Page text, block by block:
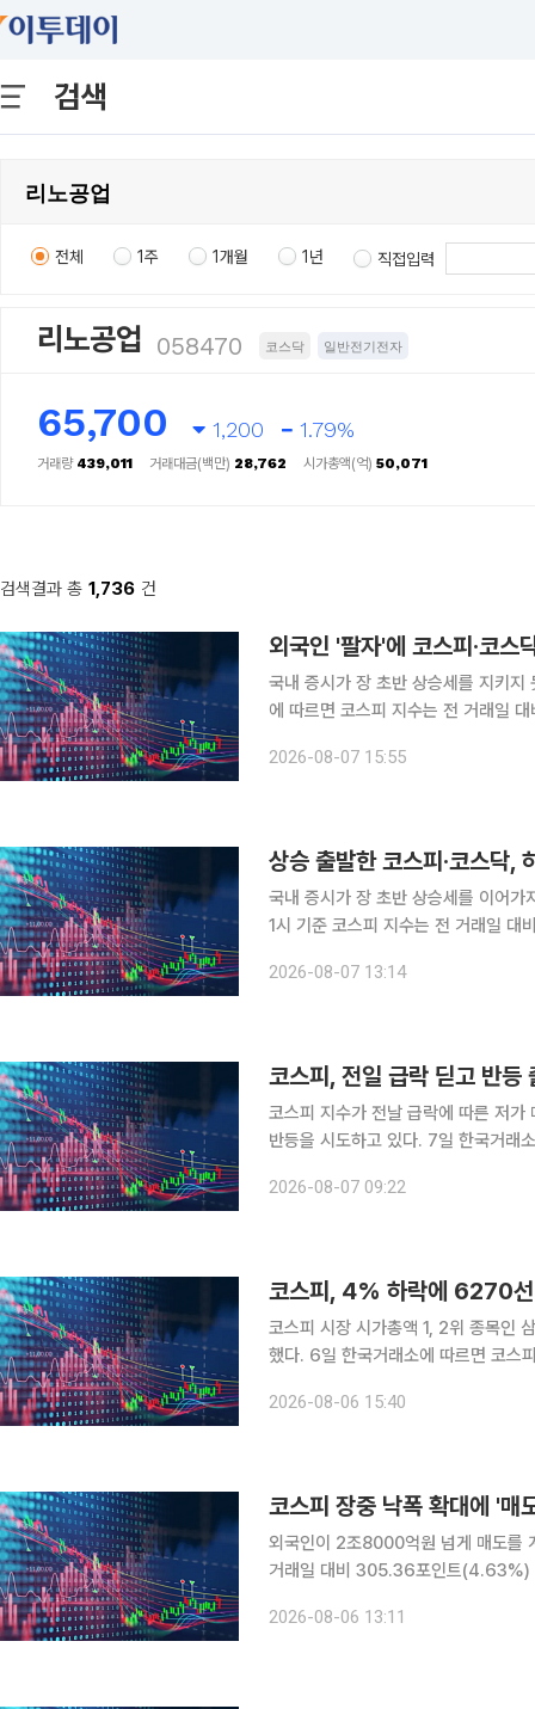
검색
전체 1주 1개월 1년 직접입력
리노공업 058470 코스닥 일반전기전자
65,700 1,200 1.79%
거래량 439,011 거래대금(백만) 28,762 시가총액(억) 50,071
검색결과 총 1,736 건
외국인 '팔자'에 코스피·코스
국내 증시가 장 초반 상승세를 지키지 못하
에 따르면 코스피 지수는 전 거래일
하락 전환했다. 장 막판 낙폭을 일부
2026-08-07 15:55
상승 출발한 코스피·코스닥
국내 증시가 장 초반 상승세를 이어가지 못하고 하락
1시 기준 코스피 지수는 전 거래일
오르기도 했으나, 이내 하락 전환했다.
2026-08-07 13:14
코스피, 전일 급락 딛고 반
코스피 지수가 전날 급락에 따른 저가
반등을 시도하고 있다. 7일 한국거래소에 따르면 코스피 지수는 이날 오전 9시 5분 기준 전 거래일
트(1.09%) 오른 6365.07로 출발했
2026-08-07 09:22
코스피 시장 시가총액 1, 2위 종목인
했다. 6일 한국거래소에 따르면 코스피 지수는 전 거래일 대비 301.88포인트(4.58%) 내린
6550.94까지 오르기도 했으나
2026-08-06 15:40
외국인이 2조8000억원 넘게 매도를 계속하
거래일 대비 305.36포인트(4.63%)
했다. 이날 오전 한때 코스피는 장중
2026-08-06 13:11